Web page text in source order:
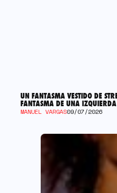
UN FANTASMA VESTIDO DE
FANTASMA DE UNA
MANUEL VARGAS09/07/2026